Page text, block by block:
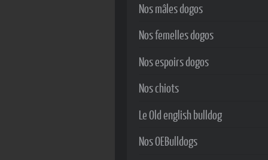
Nos mâles dogos
Nos femelles dogos
Nos espoirs dogos
Nos chiots
Le Old english bulldog
Nos OEBulldogs